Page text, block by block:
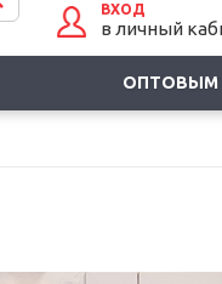
ВХОД
в личный
ОПТОВЫМ